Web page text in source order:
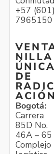
+57 (601)
7965150
NILLA
ÚNICA
DE
RADIC
ACIÓN
Bogotá:
Carrera
85D No.
46A – 65
Complejo